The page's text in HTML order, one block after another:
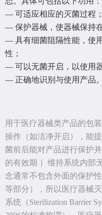
— 可适应相应的灭菌过程；
— 保护器械，使器械保持
— 具有细菌阻隔性能，使
性；
— 可以无菌开启，以使用
— 正确地识别与使用产品。
用于医疗器械类产品的包
操作（如洁净开启），能
菌前后能对产品进行保护
的有效期 ）维持系统内部
念通常不包含外面的保护
等部分），所以医疗器械
系统（Sterilization Barrier